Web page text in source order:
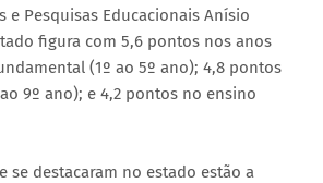
e Pesquisas Educacionais Anísio
figura com 5,6 pontos nos anos
(1º ao 5º ano); 4,8 pontos
9º ano); e 4,2 pontos no ensino
se destacaram no estado estão a